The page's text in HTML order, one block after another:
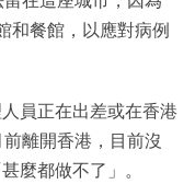
和餐館，以應對病例
員正在出差或在香港
離開香港，目前沒
麼都做不了」。